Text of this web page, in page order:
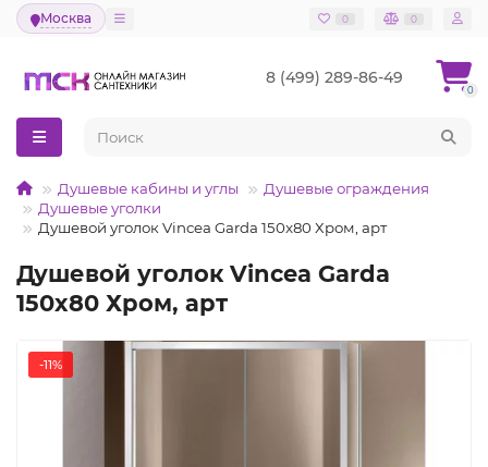
Москва 0 0
8 (499) 289-86-49
0
Душевые кабины и углы
Душевые ограждения
Душевые уголки
Душевой уголок Vincea Garda 150x80 Хром, арт
Душевой уголок Vincea Garda
150x80 Хром, арт
-11%